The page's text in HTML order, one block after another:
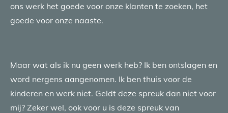
ons werk het goede voor onze klanten te zoeken, het
goede voor onze naaste.
Maar wat als ik nu geen werk heb? Ik ben ontslagen en
word nergens aangenomen. Ik ben thuis voor de
kinderen en werk niet. Geldt deze spreuk dan niet voor
mij? Zeker wel, ook voor u is deze spreuk van